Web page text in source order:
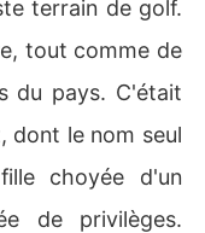
terrain de golf.
tout comme de
du pays. C'était
dont le nom seul
choyée d'un
de privilèges.